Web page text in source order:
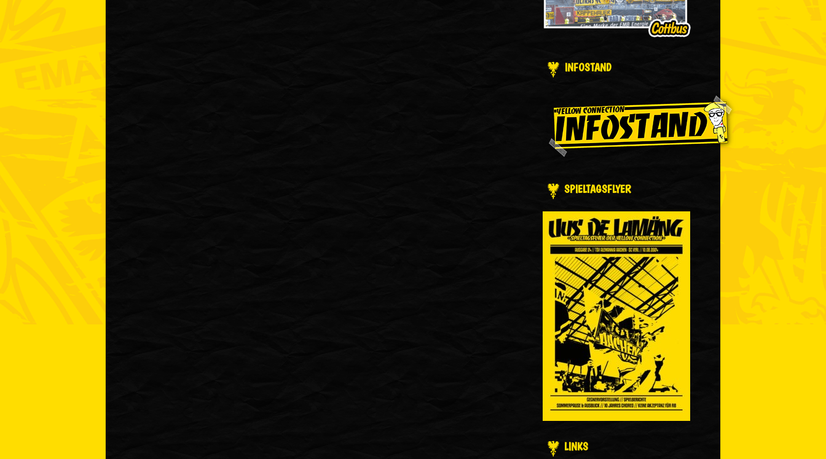
INFOSTAND
SPIELTAGSFLYER
LINKS